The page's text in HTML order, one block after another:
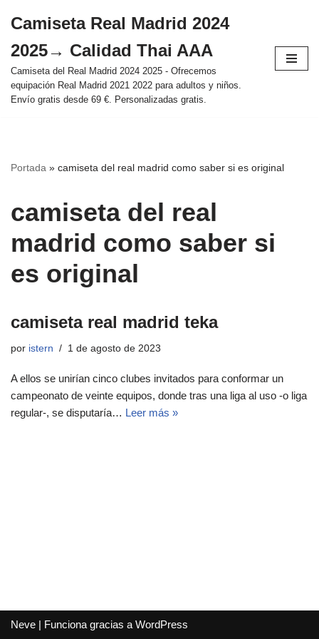
al
contenido
Camiseta Real Madrid 2024
2025→ Calidad Thai AAA
Camiseta del Real Madrid 2024 2025 - Ofrecemos
equipación Real Madrid 2021 2022 para adultos y niños.
Envío gratis desde 69 €. Personalizadas gratis.
Portada » camiseta del real madrid como saber si es original
camiseta del real
madrid como saber si
es original
camiseta real madrid teka
por istern 1 de agosto de 2023
A ellos se unirían cinco clubes invitados para conformar un
campeonato de veinte equipos, donde tras una liga al uso -o liga
regular-, se disputaría… Leer más »
Neve | Funciona gracias a WordPress